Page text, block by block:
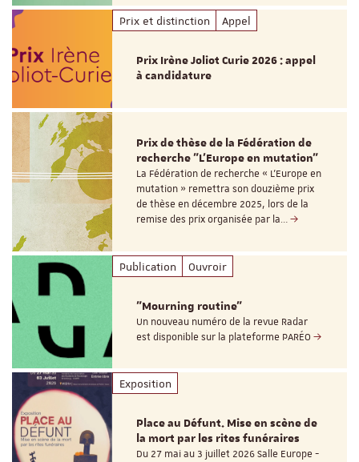
Prix et distinction Appel
Prix Irène Joliot Curie 2026 : appel
à candidature
Prix de thèse de la Fédération de
recherche "L’Europe en mutation"
La Fédération de recherche « L’Europe en
mutation » remettra son douzième prix
de thèse en décembre 2025, lors de la
remise des prix organisée par la…
Publication Ouvroir
"Mourning routine"
Un nouveau numéro de la revue Radar
est disponible sur la plateforme PARÉO
Exposition
Place au Défunt. Mise en scène de
la mort par les rites funéraires
Du 27 mai au 3 juillet 2026 Salle Europe -